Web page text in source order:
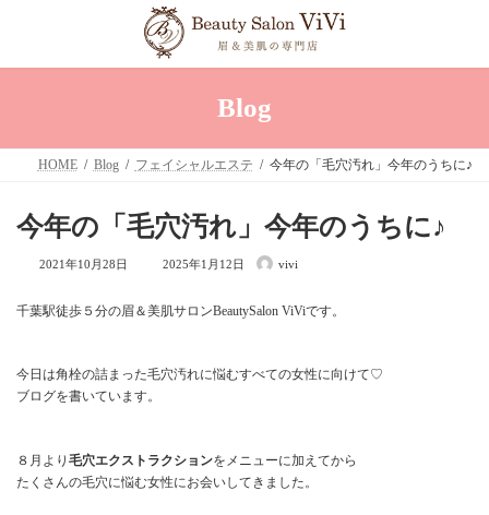
Blog
HOME Blog フェイシャルエステ 今年の「毛穴汚れ」今年のうちに♪
今年の「毛穴汚れ」今年のうちに♪
2021年10月28日
最
新
日
2025年1月12日 vivi
千葉駅徒歩５分の眉＆美肌サロンBeautySalon ViViです。
今日は角栓の詰まった毛穴汚れに悩むすべての女性に向けて♡
ブログを書いています。
８月より 毛穴エクストラクションをメニューに加えてから
たくさんの毛穴に悩む女性にお会いしてきました。